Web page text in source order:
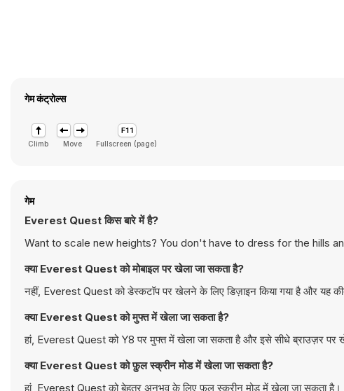
गेम कंट्रोल्स
Climb Move Fullscreen (page)
गेम
Everest Quest किस बारे में है?
Want to scale new heights? You don't have to dress for the hills
क्या Everest Quest को मोबाइल पर खेला जा सकता है?
नहीं, Everest Quest को डेस्कटॉप पर खेलने के लिए डिज़ाइन किया गया है और यह
क्या Everest Quest को मुफ्त में खेला जा सकता है?
हां, Everest Quest को Y8 पर मुफ्त में खेला जा सकता है और इसे सीधे ब्राउज़र पर
क्या Everest Quest को फ़ुल स्क्रीन मोड में खेला जा सकता है?
हां, Everest Quest को बेहतर अनुभव के लिए फ़ुल स्क्रीन मोड में खेला जा सकता है।